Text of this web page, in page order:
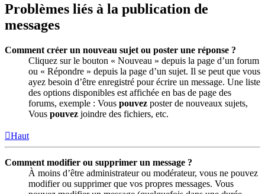
Problèmes liés à la publication de
messages
Comment créer un nouveau sujet ou poster une réponse ?
Cliquez sur le bouton « Nouveau » depuis la page d’un forum
ou « Répondre » depuis la page d’un sujet. Il se peut que vous
ayez besoin d’être enregistré pour écrire un message. Une liste
des options disponibles est affichée en bas de page des
forums, exemple : Vous pouvez poster de nouveaux sujets,
Vous pouvez joindre des fichiers, etc.
Haut
Comment modifier ou supprimer un message ?
À moins d’être administrateur ou modérateur, vous ne pouvez
modifier ou supprimer que vos propres messages. Vous